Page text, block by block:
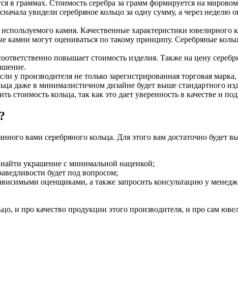
в граммах. Стоимость серебра за грамм формируется на
увидели серебряное кольцо за одну сумму, а через неделю
камня. Качественные характеристики ювелирного
камни могут оцениваться по такому принципу. Серебряные
повышает стоимость изделия. Также на цену
у производителя не только зарегистрированная торговая
даже в минималистичном дизайне будет выше стандартного
кольца, так как это дает уверенность в качестве и
вами серебряного кольца. Для этого вам достаточно будет
украшение с минимальной наценкой;
будет под вопросом;
оценщиками, а также запросить консультацию у
и про качество продукции этого производителя, и про сам